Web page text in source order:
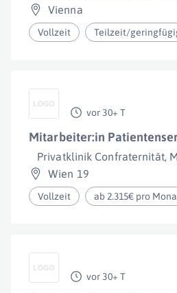
Vienna
Vollzeit Teilzeit/
vor 30+ T
Mitarbeiter:in
Privatklinik Confraternität,
Wien 19
Vollzeit ab 2.315€ pro
vor 30+ T